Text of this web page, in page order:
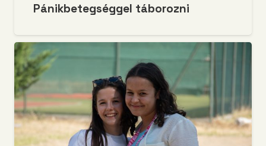
Pánikbetegséggel táborozni